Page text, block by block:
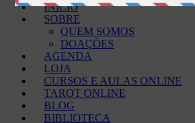
INÍCIO
SOBRE
QUEM SOMOS
DOAÇÕES
AGENDA
LOJA
CURSOS E AULAS ONLINE
TAROT ONLINE
BLOG
BIBLIOTECA